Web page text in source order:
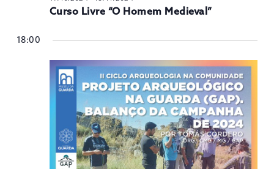
Curso Livre “O Homem Medieval”
18:00